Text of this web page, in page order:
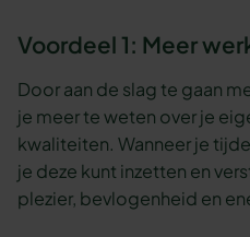
Voordeel 1: Meer
Door aan de slag te gaan
je meer te weten over je
kwaliteiten. Wanneer je
je deze kunt inzetten en
plezier, bevlogenheid en